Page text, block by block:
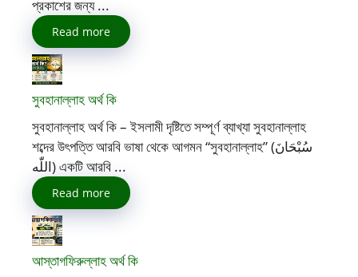
প্রকাশের জন্য ...
Read more
সুবহানাল্লাহ অর্থ কি
সুবহানাল্লাহ অর্থ কি – ইসলামী দৃষ্টিতে সম্পূর্ণ ব্যাখ্যা সুবহানাল্লাহ
শব্দের উৎপত্তি আরবি ভাষা থেকে আগমন “সুবহানাল্লাহ” (سُبْحَانَ
اللّٰه) একটি আরবি ...
Read more
আস্তাগফিরুল্লাহ অর্থ কি